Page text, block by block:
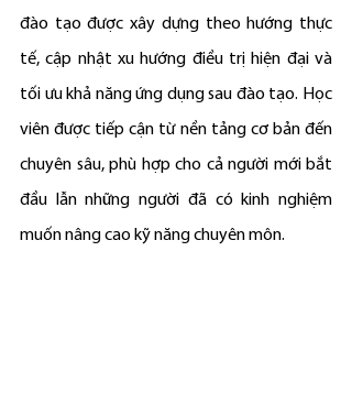
đào tạo được xây dựng theo hướng thực
tế, cập nhật xu hướng điều trị hiện đại và
tối ưu khả năng ứng dụng sau đào tạo. Học
viên được tiếp cận từ nền tảng cơ bản đến
chuyên sâu, phù hợp cho cả người mới bắt
đầu lẫn những người đã có kinh nghiệm
muốn nâng cao kỹ năng chuyên môn.